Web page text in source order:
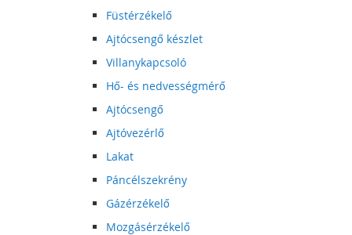
Füstérzékelő
Ajtócsengő készlet
Villanykapcsoló
Hő- és nedvességmérő
Ajtócsengő
Ajtóvezérlő
Lakat
Páncélszekrény
Gázérzékelő
Mozgásérzékelő